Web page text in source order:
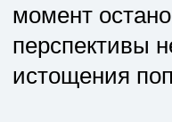
момент
перспективы
истощения